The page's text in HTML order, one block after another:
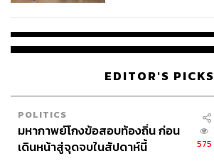
EDITOR'S PICKS
POLITICS
มหากาพย์โกงข้อสอบท้องถิ่น ก่อน
เดินหน้าสู่จุดจบในสัปดาห์นี้
575